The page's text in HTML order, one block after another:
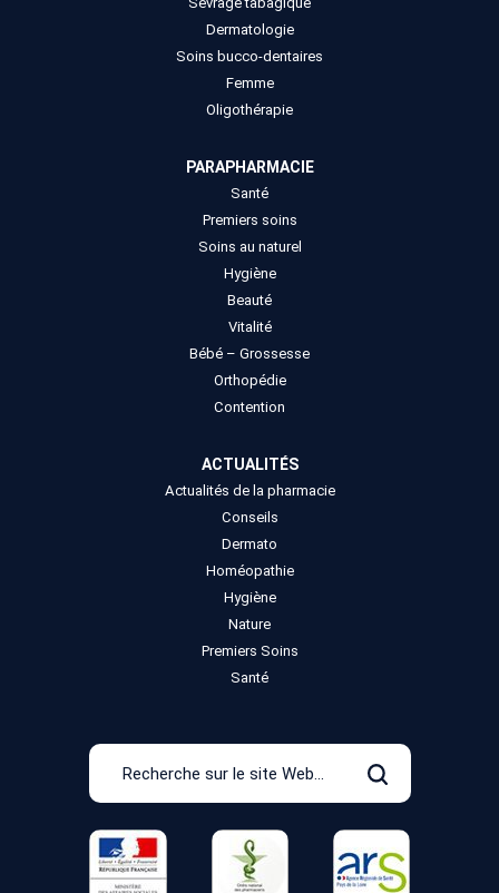
Dermatologie
Soins bucco-dentaires
Femme
Oligothérapie
PARAPHARMACIE
Santé
Premiers soins
Soins au naturel
Hygiène
Beauté
Vitalité
Bébé – Grossesse
Orthopédie
Contention
ACTUALITÉS
Actualités de la pharmacie
Conseils
Dermato
Homéopathie
Hygiène
Nature
Premiers Soins
Santé
Recherche
le
site
Web
Rechercher